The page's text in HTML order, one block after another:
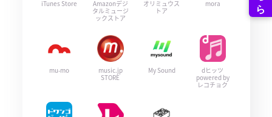
iTunes Store
Amazonデジ
タルミュージ
ックストア
オリミュウス
トア
mora
mu-mo
music.jp
STORE
My Sound
dヒッツ
powered by
レコチョク